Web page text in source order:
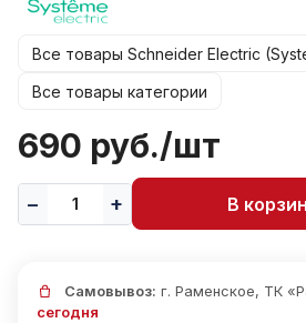
Все товары Schneider Electric
Все товары категории
690 руб./шт
В
Самовывоз: г. Раменское, ТК
сегодня